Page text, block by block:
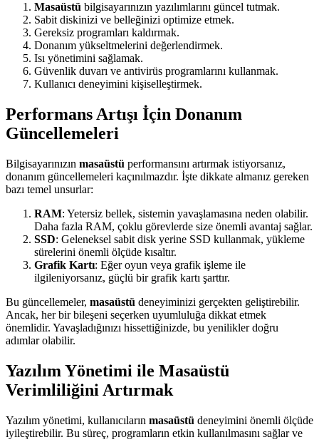
Masaüstü bilgisayarınızın yazılımlarını güncel tutmak.
Sabit diskinizi ve belleğinizi optimize etmek.
Gereksiz programları kaldırmak.
Donanım yükseltmelerini değerlendirmek.
Isı yönetimini sağlamak.
Güvenlik duvarı ve antivirüs programlarını kullanmak.
Kullanıcı deneyimini kişiselleştirmek.
Performans Artışı İçin Donanım
Güncellemeleri
Bilgisayarınızın masaüstü performansını artırmak istiyorsanız,
donanım güncellemeleri kaçınılmazdır. İşte dikkate almanız gereken
bazı temel unsurlar:
RAM: Yetersiz bellek, sistemin yavaşlamasına neden olabilir.
Daha fazla RAM, çoklu görevlerde size önemli avantaj sağlar.
SSD: Geleneksel sabit disk yerine SSD kullanmak, yükleme
sürelerini önemli ölçüde kısaltır.
Grafik Kartı: Eğer oyun veya grafik işleme ile
ilgileniyorsanız, güçlü bir grafik kartı şarttır.
Bu güncellemeler, masaüstü deneyiminizi gerçekten geliştirebilir.
Ancak, her bir bileşeni seçerken uyumluluğa dikkat etmek
önemlidir. Yavaşladığınızı hissettiğinizde, bu yenilikler doğru
adımlar olabilir.
Yazılım Yönetimi ile Masaüstü
Verimliliğini Artırmak
Yazılım yönetimi, kullanıcıların masaüstü deneyimini önemli ölçüde
iyileştirebilir. Bu süreç, programların etkin kullanılmasını sağlar ve